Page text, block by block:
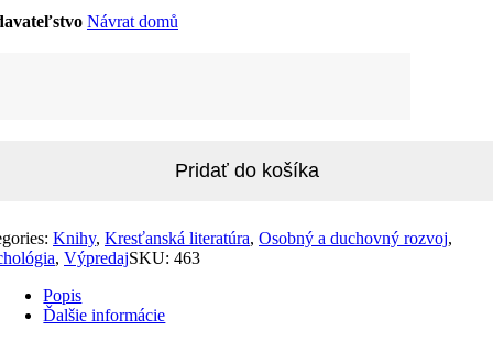
Návrat domů
Pridať do košíka
Knihy, Kresťanská literatúra, Osobný a duchovný rozvoj,
, VýpredajSKU: 463
Popis
Ďalšie informácie